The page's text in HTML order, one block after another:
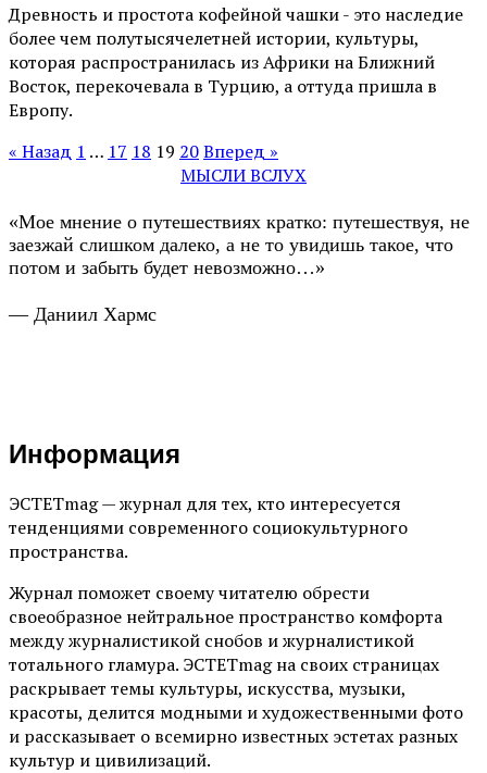
Древность и простота кофейной чашки - это наследие
более чем полутысячелетней истории, культуры,
которая распространилась из Африки на Ближний
Восток, перекочевала в Турцию, а оттуда пришла в
Европу.
« Назад 1 … 17 18 19 20Вперед »
МЫСЛИ ВСЛУХ
«Мое мнение о путешествиях кратко: путешествуя, не
заезжай слишком далеко, а не то увидишь такое, что
потом и забыть будет невозможно…»
— Даниил Хармс
Информация
ЭСТЕТmag — журнал для тех, кто интересуется
тенденциями современного социокультурного
пространства.
Журнал поможет своему читателю обрести
своеобразное нейтральное пространство комфорта
между журналистикой снобов и журналистикой
тотального гламура. ЭСТЕТmag на своих страницах
раскрывает темы культуры, искусства, музыки,
красоты, делится модными и художественными фото
и рассказывает о всемирно известных эстетах разных
культур и цивилизаций.